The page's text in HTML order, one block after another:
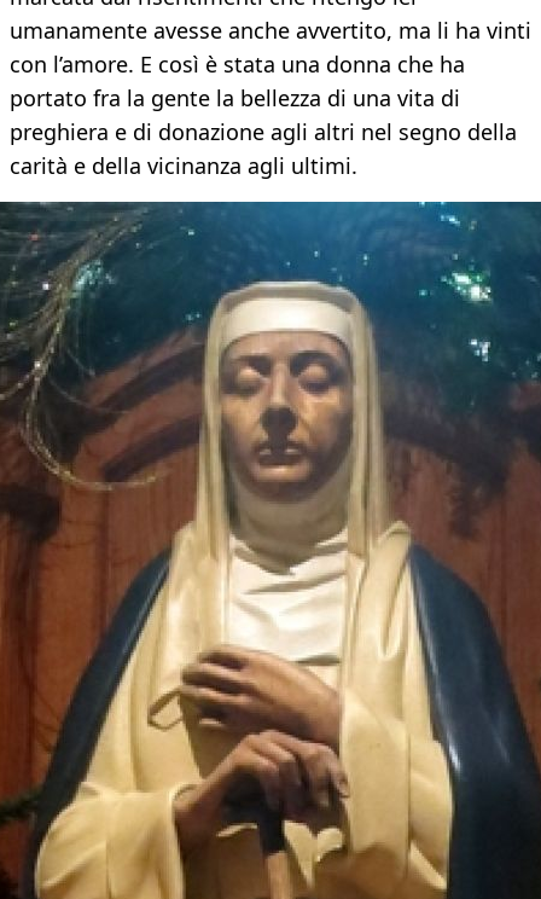
umanamente avesse anche avvertito, ma li ha vinti
con l’amore. E così è stata una donna che ha
portato fra la gente la bellezza di una vita di
preghiera e di donazione agli altri nel segno della
carità e della vicinanza agli ultimi.